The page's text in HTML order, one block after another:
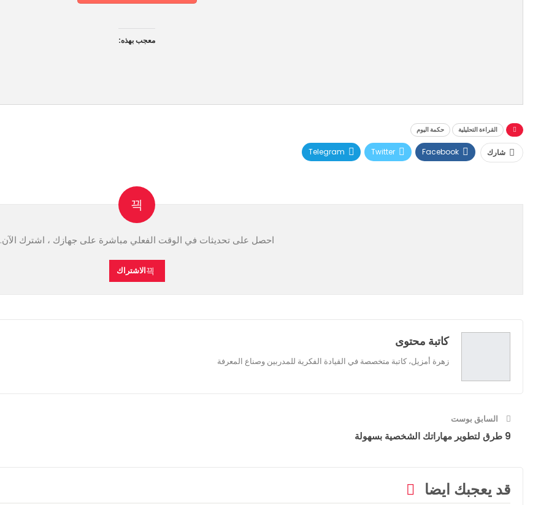
معجب بهذه:
القراءة التحليلية حكمة اليوم
شارك Facebook
Twitter
Telegram
احصل على تحديثات في الوقت الفعلي مباشرة على جهازك ، اشترك الآن.
الاشتراك
كاتبة محتوى
زهرة أمزيل، كاتبة متخصصة في القيادة الفكرية للمدربين وصناع المعرفة
السابق بوست
9 طرق لتطوير مهاراتك الشخصية بسهولة
قد يعجبك ايضا